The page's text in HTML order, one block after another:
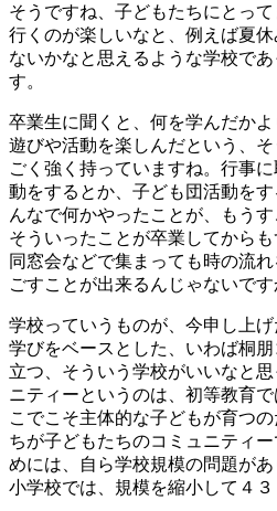
そうですね、子どもたちにとっ
行くのが楽しいなと、例えば夏
ないかなと思えるような学校で
す。
卒業生に聞くと、何を学んだか
遊びや活動を楽しんだという、
ごく強く持っていますね。行事
動をするとか、子ども団活動を
んなで何かやったことが、もう
そういったことが卒業してからも
同窓会などで集まっても時の流
ごすことが出来るんじゃないです
学校っていうものが、今申し上
学びをベースとした、いわば桐
立つ、そういう学校がいいなと
ニティーというのは、初等教育
こでこそ主体的な子どもが育つ
ちが子どもたちのコミュニティ
めには、自ら学校規模の問題が
小学校では、規模を縮小して４３